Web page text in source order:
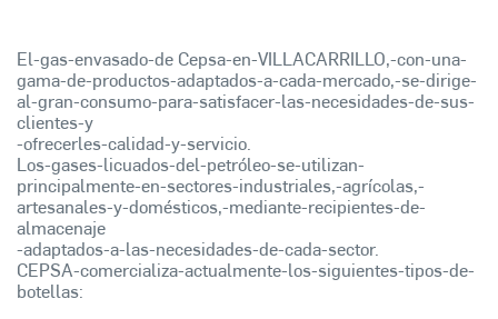
El-gas-envasado-de Cepsa-en-VILLACARRILLO,-con-una-
gama-de-productos-adaptados-a-cada-mercado,-se-dirige-
al-gran-consumo-para-satisfacer-las-necesidades-de-sus-
clientes-y
-ofrecerles-calidad-y-servicio.
Los-gases-licuados-del-petróleo-se-utilizan-
principalmente-en-sectores-industriales,-agrícolas,-
artesanales-y-domésticos,-mediante-recipientes-de-
almacenaje
-adaptados-a-las-necesidades-de-cada-sector.
CEPSA-comercializa-actualmente-los-siguientes-tipos-de-
botellas: